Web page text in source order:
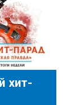
хит-